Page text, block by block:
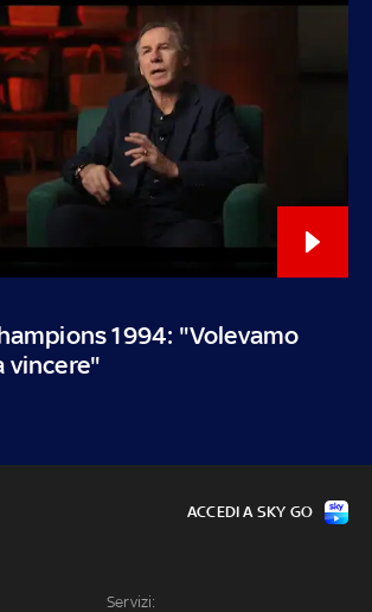
1994: "Volevamo
vincere"
Servizi:
ACCEDI A SKY GO